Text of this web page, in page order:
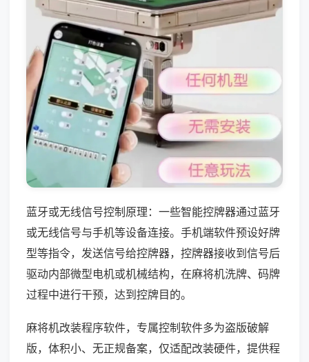
蓝牙或无线信号控制原理：一些智能控牌器通过蓝牙
或无线信号与手机等设备连接。手机端软件预设好牌
型等指令，发送信号给控牌器，控牌器接收到信号后
驱动内部微型电机或机械结构，在麻将机洗牌、码牌
过程中进行干预，达到控牌目的。
麻将机改装程序软件，专属控制软件多为盗版破解
版，体积小、无正规备案，仅适配改装硬件，提供程